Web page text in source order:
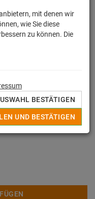
Lizensierter Print, alle
unter strengen
/ Digitaldruckverfahren
mit denen wir
wie Sie diese
zu können. Die
BESTÄTIGEN
UND BESTÄTIGEN